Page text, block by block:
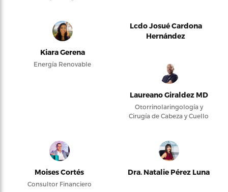
Kiara Gerena
Energía Renovable
Lcdo Josué Cardona
Hernández
Laureano Giraldez MD
Otorrinolaringología y
Cirugía de Cabeza y Cuello
Moises Cortés
Consultor Financiero
Dra. Natalie Pérez Luna